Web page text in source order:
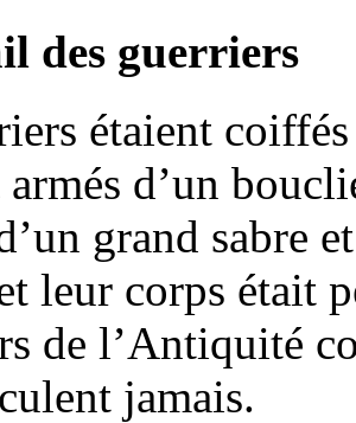
des guerriers
étaient
armés d’un
grand sabre
leur corps était
de l’Antiquité
jamais.